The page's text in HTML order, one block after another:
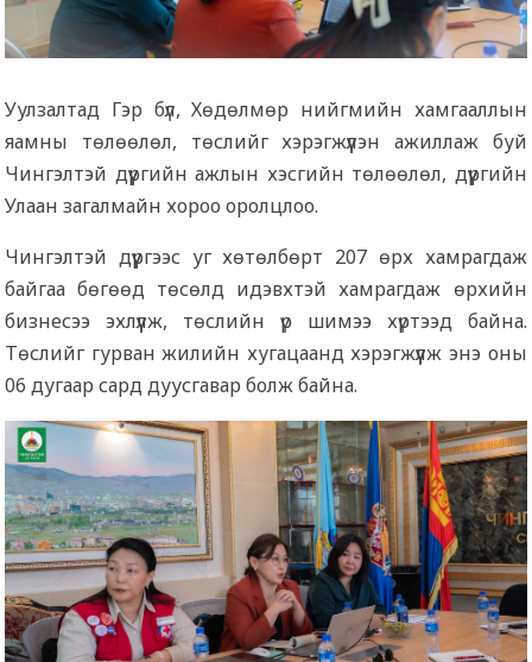
Уулзалтад Гэр бүл, Хөдөлмөр нийгмийн хамгааллын
яамны төлөөлөл, төслийг хэрэгжүүлэн ажиллаж буй
Чингэлтэй дүүргийн ажлын хэсгийн төлөөлөл, дүүргийн
Улаан загалмайн хороо оролцлоо.
Чингэлтэй дүүргээс уг хөтөлбөрт 207 өрх хамрагдаж
байгаа бөгөөд төсөлд идэвхтэй хамрагдаж өрхийн
бизнесээ эхлүүлж, төслийн үр шимээ хүртээд байна.
Төслийг гурван жилийн хугацаанд хэрэгжүүлж энэ оны
06 дугаар сард дуусгавар болж байна.